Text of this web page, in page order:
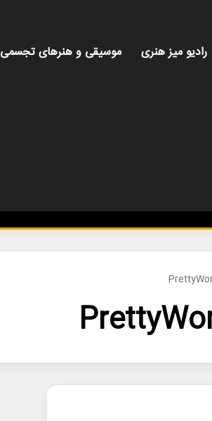
رادیو میز هنری موسیقی و هنرهای تجسمی